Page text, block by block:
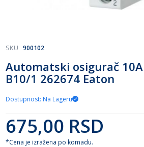
Skip
the
beginning
the
gallery
Automatski osigurač 10A
B10/1 262674 Eaton
SKU 900102
Dostupnost: Na Lageru
675,00 RSD
*Cena je izražena po komadu.